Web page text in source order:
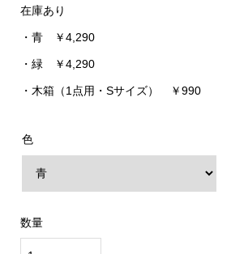
在庫あり
・青 ￥4,290
・緑 ￥4,290
・木箱（1点用・Sサイズ） ￥990
色
数量